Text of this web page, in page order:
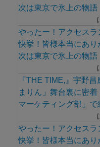
次は東京で氷上の物語
やったー！アクセス
快挙！皆様本当にあり
次は東京で氷上の物語
『THE TIME,』宇野
まりん」舞台裏に密
マーケティング部」で
やったー！アクセス
快挙！皆様本当にあり